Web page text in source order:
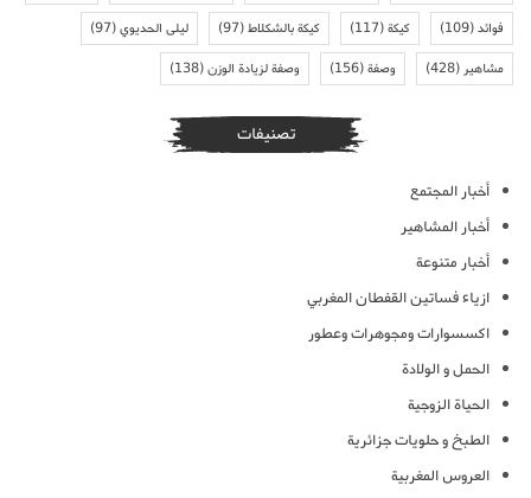
فوائد(109) كيكة(117) كيكة بالشكلاط(97) ليلى الحديوي(97)
مشاهير(428) وصفة(156) وصفة لزيادة الوزن(138)
تصنيفات
أخبار المجتمع
أخبار المشاهير
أخبار متنوعة
ازياء فساتين القفطان المغربي
اكسسوارات ومجوهرات وعطور
الحمل و الولادة
الحياة الزوجية
الطبخ و حلويات جزائرية
العروس المغربية